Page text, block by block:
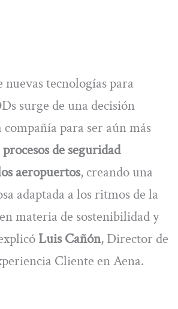
nuevas tecnologías para
surge de una decisión
compañía para ser aún más
procesos de seguridad
aeropuertos, creando una
adaptada a los ritmos de la
materia de sostenibilidad y
Luis Cañón, Director de
Cliente en Aena.